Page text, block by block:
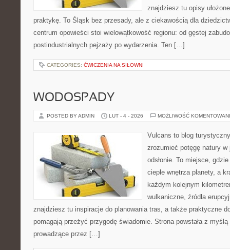
znajdziesz tu opisy
praktykę. To Śląsk bez przesady, ale z ciekawością dla
centrum opowieści stoi wielowątkowość regionu: od gęstej
postindustrialnych pejzaży po wydarzenia. Ten […]
CATEGORIES: ĆWICZENIA NA SIŁOWNI
WODOSPADY
POSTED BY ADMIN LUT - 4 - 2026 MOŻLIWOŚĆ
Vulcans to blog
zrozumieć potęgę natury w
odsłonie. To miejsce,
cieple wnętrza planety, a
każdym kolejnym
wulkaniczne, źródła
znajdziesz tu inspiracje do planowania tras, a także praktyczne
pomagają przeżyć przygodę świadomie. Strona powstała z
prowadzące przez […]